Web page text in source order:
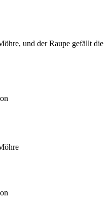
und der Raupe gefällt die